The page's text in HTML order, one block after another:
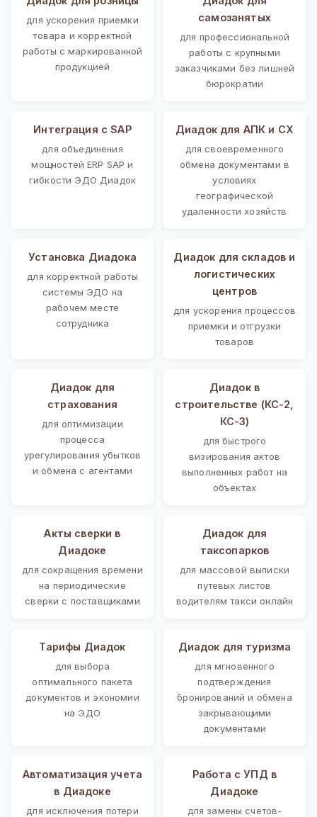
для ускорения приемки
товара и корректной
работы с маркированной
продукцией
самозанятых
для профессиональной
работы с крупными
заказчиками без лишней
бюрократии
Интеграция с SAP
для объединения
мощностей ERP SAP и
гибкости ЭДО Диадок
Диадок для АПК и СХ
для своевременного
обмена документами в
условиях
географической
удаленности хозяйств
Установка Диадока
для корректной работы
системы ЭДО на
рабочем месте
сотрудника
Диадок для складов и
логистических
центров
для ускорения процессов
приемки и отгрузки
товаров
Диадок для
страхования
для оптимизации
процесса
урегулирования убытков
и обмена с агентами
Диадок в
строительстве (КС-2,
КС-3)
для быстрого
визирования актов
выполненных работ на
объектах
Акты сверки в
Диадоке
для сокращения времени
на периодические
сверки с поставщиками
Диадок для
таксопарков
для массовой выписки
путевых листов
водителям такси онлайн
Тарифы Диадок
для выбора
оптимального пакета
документов и экономии
на ЭДО
Диадок для туризма
для мгновенного
подтверждения
бронирований и обмена
закрывающими
документами
Автоматизация учета
в Диадоке
для исключения потери
Работа с УПД в
Диадоке
для замены счетов-